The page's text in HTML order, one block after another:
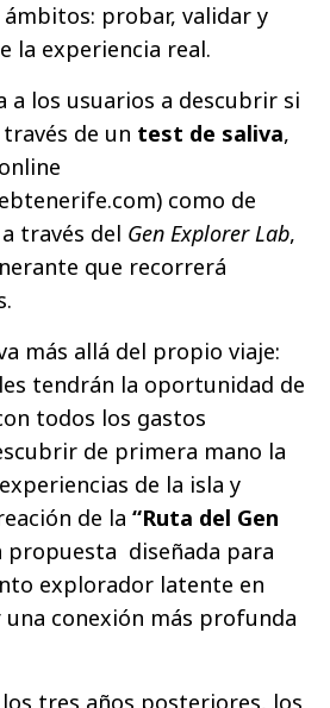
probar, validar y
la experiencia real.
a los usuarios a descubrir si
de un test de saliva,
) como de
través del Gen Explorer Lab,
que recorrerá
más allá del propio viaje:
tendrán la oportunidad de
todos los gastos
de primera mano la
de la isla y
de la “Ruta del Gen
propuesta diseñada para
explorador latente en
conexión más profunda